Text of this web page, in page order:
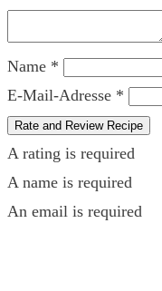
Name *
E-Mail-Adresse *
Rate and Review Recipe
A rating is required
A name is required
An email is required